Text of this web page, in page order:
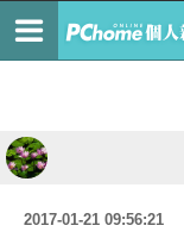
2017-01-21 09:56:21